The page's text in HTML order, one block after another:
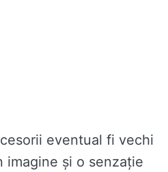
eventual fi vechi
imagine și o senzație